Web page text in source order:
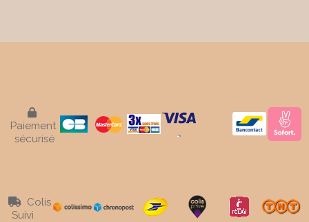

Paiement
sécurisé

Colis
Suivi